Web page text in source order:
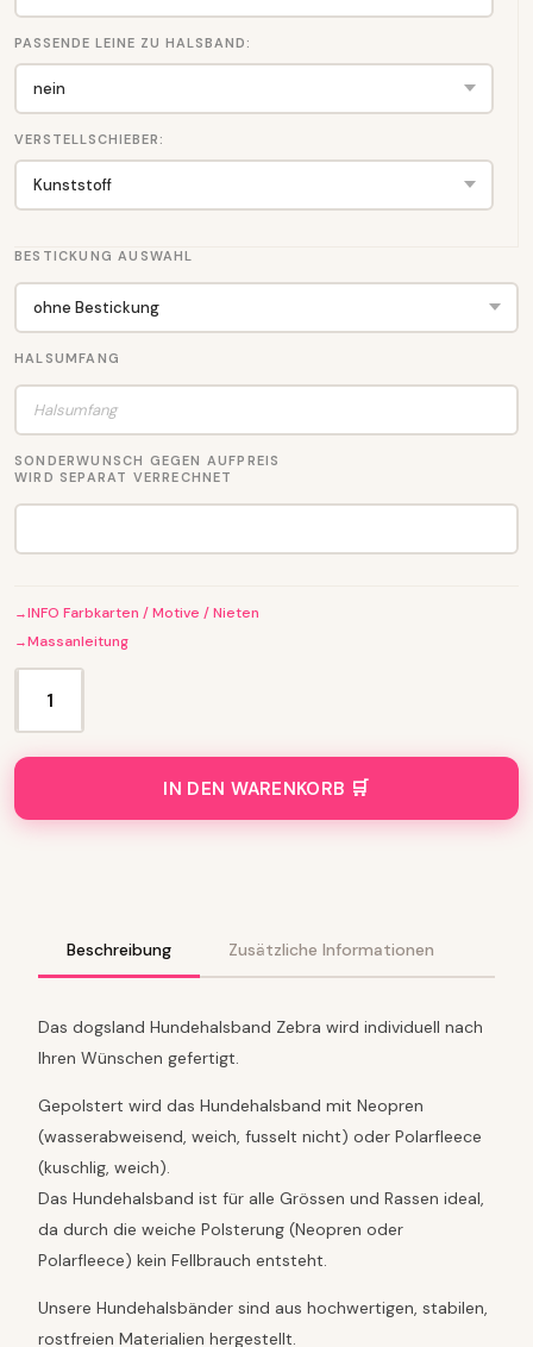
PASSENDE LEINE ZU HALSBAND:
VERSTELLSCHIEBER:
BESTICKUNG AUSWAHL
HALSUMFANG
SONDERWUNSCH GEGEN AUFPREIS
WIRD SEPARAT VERRECHNET
INFO Farbkarten / Motive / Nieten
Massanleitung
A
L
B
IN DEN WARENKORB
Beschreibung Zusätzliche Informationen
Das dogsland Hundehalsband Zebra wird individuell nach
Ihren Wünschen gefertigt.
Gepolstert wird das Hundehalsband mit Neopren
(wasserabweisend, weich, fusselt nicht) oder Polarfleece
(kuschlig, weich).
Das Hundehalsband ist für alle Grössen und Rassen ideal,
da durch die weiche Polsterung (Neopren oder
Polarfleece) kein Fellbrauch entsteht.
Unsere Hundehalsbänder sind aus hochwertigen, stabilen,
rostfreien Materialien hergestellt.